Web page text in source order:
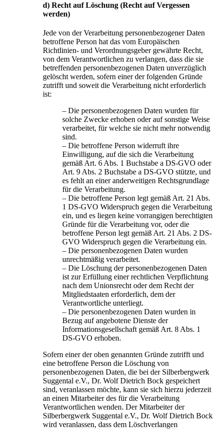
d) Recht auf Löschung (Recht auf Vergessen
werden)
Jede von der Verarbeitung personenbezogener Daten
betroffene Person hat das vom Europäischen
Richtlinien- und Verordnungsgeber gewährte Recht,
von dem Verantwortlichen zu verlangen, dass die sie
betreffenden personenbezogenen Daten unverzüglich
gelöscht werden, sofern einer der folgenden Gründe
zutrifft und soweit die Verarbeitung nicht erforderlich
ist:
– Die personenbezogenen Daten wurden für
solche Zwecke erhoben oder auf sonstige Weise
verarbeitet, für welche sie nicht mehr notwendig
sind.
– Die betroffene Person widerruft ihre
Einwilligung, auf die sich die Verarbeitung
gemäß Art. 6 Abs. 1 Buchstabe a DS-GVO oder
Art. 9 Abs. 2 Buchstabe a DS-GVO stützte, und
es fehlt an einer anderweitigen Rechtsgrundlage
für die Verarbeitung.
– Die betroffene Person legt gemäß Art. 21 Abs.
1 DS-GVO Widerspruch gegen die Verarbeitung
ein, und es liegen keine vorrangigen berechtigten
Gründe für die Verarbeitung vor, oder die
betroffene Person legt gemäß Art. 21 Abs. 2 DS-
GVO Widerspruch gegen die Verarbeitung ein.
– Die personenbezogenen Daten wurden
unrechtmäßig verarbeitet.
– Die Löschung der personenbezogenen Daten
ist zur Erfüllung einer rechtlichen Verpflichtung
nach dem Unionsrecht oder dem Recht der
Mitgliedstaaten erforderlich, dem der
Verantwortliche unterliegt.
– Die personenbezogenen Daten wurden in
Bezug auf angebotene Dienste der
Informationsgesellschaft gemäß Art. 8 Abs. 1
DS-GVO erhoben.
Sofern einer der oben genannten Gründe zutrifft und
eine betroffene Person die Löschung von
personenbezogenen Daten, die bei der Silberbergwerk
Suggental e.V., Dr. Wolf Dietrich Bock gespeichert
sind, veranlassen möchte, kann sie sich hierzu jederzeit
an einen Mitarbeiter des für die Verarbeitung
Verantwortlichen wenden. Der Mitarbeiter der
Silberbergwerk Suggental e.V., Dr. Wolf Dietrich Bock
wird veranlassen, dass dem Löschverlangen